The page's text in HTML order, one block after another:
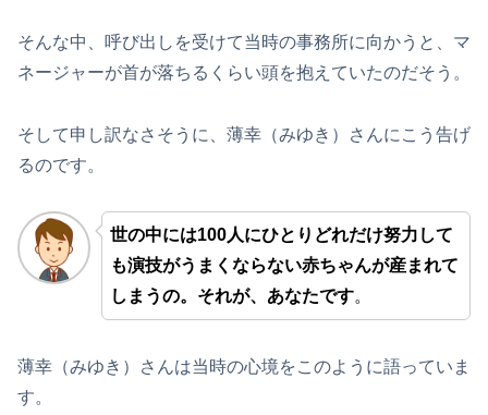
そんな中、呼び出しを受けて当時の事務所に向かうと、マ
ネージャーが首が落ちるくらい頭を抱えていたのだそう。
そして申し訳なさそうに、薄幸（みゆき）さんにこう告げ
るのです。
世の中には100人にひとりどれだけ努力して
も演技がうまくならない赤ちゃんが産まれて
しまうの。それが、あなたです。
薄幸（みゆき）さんは当時の心境をこのように語っていま
す。